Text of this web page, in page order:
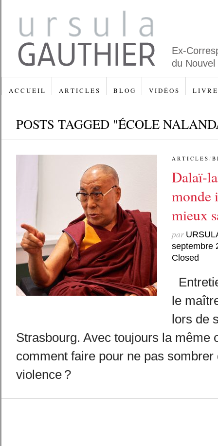
Ex-
du
A C C U E I L A R T I C L E S B L O G V I D É O S L I V R E
POSTS TAGGED "ÉCOLE
A R T I C L E S/ B
Dalaï-
monde
mieux
par
septembre
Closed
le
lors de
Strasbourg. Avec toujours la même
comment faire pour ne pas sombrer
violence ?